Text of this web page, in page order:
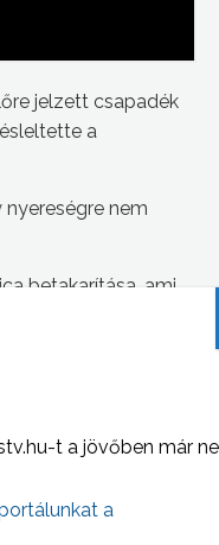
jelzett csapadék
a
nem
betakarítása, ami
hozzá Csontos
t a jövőben már
a